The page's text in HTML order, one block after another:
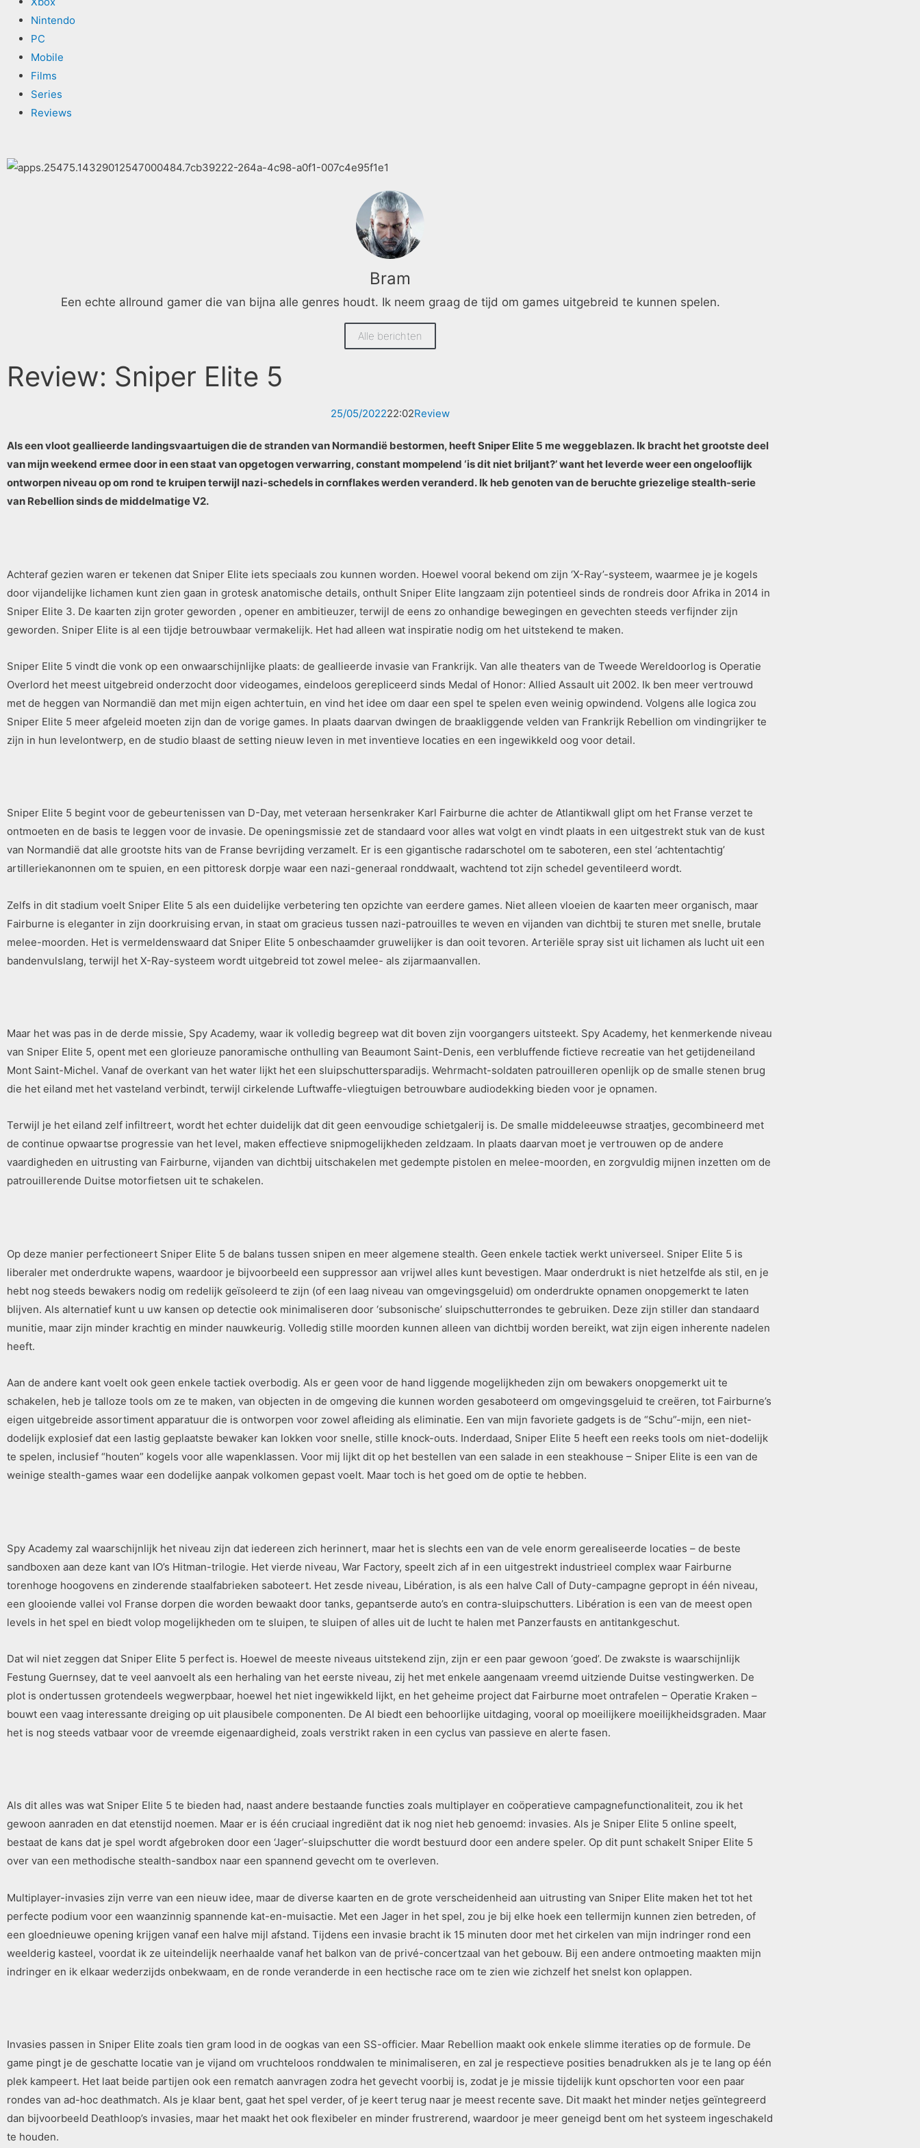
Nintendo
PC
Mobile
Films
Series
Reviews
Bram
Een echte allround gamer die van bijna alle genres houdt. Ik neem graag de tijd om games uitgebreid te kunnen spelen.
Alle berichten
Review: Sniper Elite 5
25/05/202222:02Review
Als een vloot geallieerde landingsvaartuigen die de stranden van Normandië bestormen, heeft Sniper Elite 5 me weggeblazen. Ik bracht het grootste deel
van mijn weekend ermee door in een staat van opgetogen verwarring, constant mompelend ‘is dit niet briljant?’ want het leverde weer een ongelooflijk
ontworpen niveau op om rond te kruipen terwijl nazi-schedels in cornflakes werden veranderd. Ik heb genoten van de beruchte griezelige stealth-serie
van Rebellion sinds de middelmatige V2.
Achteraf gezien waren er tekenen dat Sniper Elite iets speciaals zou kunnen worden. Hoewel vooral bekend om zijn ‘X-Ray’-systeem, waarmee je je kogels
door vijandelijke lichamen kunt zien gaan in grotesk anatomische details, onthult Sniper Elite langzaam zijn potentieel sinds de rondreis door Afrika in 2014 in
Sniper Elite 3. De kaarten zijn groter geworden , opener en ambitieuzer, terwijl de eens zo onhandige bewegingen en gevechten steeds verfijnder zijn
geworden. Sniper Elite is al een tijdje betrouwbaar vermakelijk. Het had alleen wat inspiratie nodig om het uitstekend te maken.
Sniper Elite 5 vindt die vonk op een onwaarschijnlijke plaats: de geallieerde invasie van Frankrijk. Van alle theaters van de Tweede Wereldoorlog is Operatie
Overlord het meest uitgebreid onderzocht door videogames, eindeloos gerepliceerd sinds Medal of Honor: Allied Assault uit 2002. Ik ben meer vertrouwd
met de heggen van Normandië dan met mijn eigen achtertuin, en vind het idee om daar een spel te spelen even weinig opwindend. Volgens alle logica zou
Sniper Elite 5 meer afgeleid moeten zijn dan de vorige games. In plaats daarvan dwingen de braakliggende velden van Frankrijk Rebellion om vindingrijker te
zijn in hun levelontwerp, en de studio blaast de setting nieuw leven in met inventieve locaties en een ingewikkeld oog voor detail.
Sniper Elite 5 begint voor de gebeurtenissen van D-Day, met veteraan hersenkraker Karl Fairburne die achter de Atlantikwall glipt om het Franse verzet te
ontmoeten en de basis te leggen voor de invasie. De openingsmissie zet de standaard voor alles wat volgt en vindt plaats in een uitgestrekt stuk van de kust
van Normandië dat alle grootste hits van de Franse bevrijding verzamelt. Er is een gigantische radarschotel om te saboteren, een stel ‘achtentachtig’
artilleriekanonnen om te spuien, en een pittoresk dorpje waar een nazi-generaal ronddwaalt, wachtend tot zijn schedel geventileerd wordt.
Zelfs in dit stadium voelt Sniper Elite 5 als een duidelijke verbetering ten opzichte van eerdere games. Niet alleen vloeien de kaarten meer organisch, maar
Fairburne is eleganter in zijn doorkruising ervan, in staat om gracieus tussen nazi-patrouilles te weven en vijanden van dichtbij te sturen met snelle, brutale
melee-moorden. Het is vermeldenswaard dat Sniper Elite 5 onbeschaamder gruwelijker is dan ooit tevoren. Arteriële spray sist uit lichamen als lucht uit een
bandenvulslang, terwijl het X-Ray-systeem wordt uitgebreid tot zowel melee- als zijarmaanvallen.
Maar het was pas in de derde missie, Spy Academy, waar ik volledig begreep wat dit boven zijn voorgangers uitsteekt. Spy Academy, het kenmerkende niveau
van Sniper Elite 5, opent met een glorieuze panoramische onthulling van Beaumont Saint-Denis, een verbluffende fictieve recreatie van het getijdeneiland
Mont Saint-Michel. Vanaf de overkant van het water lijkt het een sluipschuttersparadijs. Wehrmacht-soldaten patrouilleren openlijk op de smalle stenen brug
die het eiland met het vasteland verbindt, terwijl cirkelende Luftwaffe-vliegtuigen betrouwbare audiodekking bieden voor je opnamen.
Terwijl je het eiland zelf infiltreert, wordt het echter duidelijk dat dit geen eenvoudige schietgalerij is. De smalle middeleeuwse straatjes, gecombineerd met
de continue opwaartse progressie van het level, maken effectieve snipmogelijkheden zeldzaam. In plaats daarvan moet je vertrouwen op de andere
vaardigheden en uitrusting van Fairburne, vijanden van dichtbij uitschakelen met gedempte pistolen en melee-moorden, en zorgvuldig mijnen inzetten om de
patrouillerende Duitse motorfietsen uit te schakelen.
Op deze manier perfectioneert Sniper Elite 5 de balans tussen snipen en meer algemene stealth. Geen enkele tactiek werkt universeel. Sniper Elite 5 is
liberaler met onderdrukte wapens, waardoor je bijvoorbeeld een suppressor aan vrijwel alles kunt bevestigen. Maar onderdrukt is niet hetzelfde als stil, en je
hebt nog steeds bewakers nodig om redelijk geïsoleerd te zijn (of een laag niveau van omgevingsgeluid) om onderdrukte opnamen onopgemerkt te laten
blijven. Als alternatief kunt u uw kansen op detectie ook minimaliseren door ‘subsonische’ sluipschutterrondes te gebruiken. Deze zijn stiller dan standaard
munitie, maar zijn minder krachtig en minder nauwkeurig. Volledig stille moorden kunnen alleen van dichtbij worden bereikt, wat zijn eigen inherente nadelen
heeft.
Aan de andere kant voelt ook geen enkele tactiek overbodig. Als er geen voor de hand liggende mogelijkheden zijn om bewakers onopgemerkt uit te
schakelen, heb je talloze tools om ze te maken, van objecten in de omgeving die kunnen worden gesaboteerd om omgevingsgeluid te creëren, tot Fairburne’s
eigen uitgebreide assortiment apparatuur die is ontworpen voor zowel afleiding als eliminatie. Een van mijn favoriete gadgets is de “Schu”-mijn, een niet-
dodelijk explosief dat een lastig geplaatste bewaker kan lokken voor snelle, stille knock-outs. Inderdaad, Sniper Elite 5 heeft een reeks tools om niet-dodelijk
te spelen, inclusief “houten” kogels voor alle wapenklassen. Voor mij lijkt dit op het bestellen van een salade in een steakhouse – Sniper Elite is een van de
weinige stealth-games waar een dodelijke aanpak volkomen gepast voelt. Maar toch is het goed om de optie te hebben.
Spy Academy zal waarschijnlijk het niveau zijn dat iedereen zich herinnert, maar het is slechts een van de vele enorm gerealiseerde locaties – de beste
sandboxen aan deze kant van IO’s Hitman-trilogie. Het vierde niveau, War Factory, speelt zich af in een uitgestrekt industrieel complex waar Fairburne
torenhoge hoogovens en zinderende staalfabrieken saboteert. Het zesde niveau, Libération, is als een halve Call of Duty-campagne gepropt in één niveau,
een glooiende vallei vol Franse dorpen die worden bewaakt door tanks, gepantserde auto’s en contra-sluipschutters. Libération is een van de meest open
levels in het spel en biedt volop mogelijkheden om te sluipen, te sluipen of alles uit de lucht te halen met Panzerfausts en antitankgeschut.
Dat wil niet zeggen dat Sniper Elite 5 perfect is. Hoewel de meeste niveaus uitstekend zijn, zijn er een paar gewoon ‘goed’. De zwakste is waarschijnlijk
Festung Guernsey, dat te veel aanvoelt als een herhaling van het eerste niveau, zij het met enkele aangenaam vreemd uitziende Duitse vestingwerken. De
plot is ondertussen grotendeels wegwerpbaar, hoewel het niet ingewikkeld lijkt, en het geheime project dat Fairburne moet ontrafelen – Operatie Kraken –
bouwt een vaag interessante dreiging op uit plausibele componenten. De AI biedt een behoorlijke uitdaging, vooral op moeilijkere moeilijkheidsgraden. Maar
het is nog steeds vatbaar voor de vreemde eigenaardigheid, zoals verstrikt raken in een cyclus van passieve en alerte fasen.
Als dit alles was wat Sniper Elite 5 te bieden had, naast andere bestaande functies zoals multiplayer en coöperatieve campagnefunctionaliteit, zou ik het
gewoon aanraden en dat etenstijd noemen. Maar er is één cruciaal ingrediënt dat ik nog niet heb genoemd: invasies. Als je Sniper Elite 5 online speelt,
bestaat de kans dat je spel wordt afgebroken door een ‘Jager’-sluipschutter die wordt bestuurd door een andere speler. Op dit punt schakelt Sniper Elite 5
over van een methodische stealth-sandbox naar een spannend gevecht om te overleven.
Multiplayer-invasies zijn verre van een nieuw idee, maar de diverse kaarten en de grote verscheidenheid aan uitrusting van Sniper Elite maken het tot het
perfecte podium voor een waanzinnig spannende kat-en-muisactie. Met een Jager in het spel, zou je bij elke hoek een tellermijn kunnen zien betreden, of
een gloednieuwe opening krijgen vanaf een halve mijl afstand. Tijdens een invasie bracht ik 15 minuten door met het cirkelen van mijn indringer rond een
weelderig kasteel, voordat ik ze uiteindelijk neerhaalde vanaf het balkon van de privé-concertzaal van het gebouw. Bij een andere ontmoeting maakten mijn
indringer en ik elkaar wederzijds onbekwaam, en de ronde veranderde in een hectische race om te zien wie zichzelf het snelst kon oplappen.
Invasies passen in Sniper Elite zoals tien gram lood in de oogkas van een SS-officier. Maar Rebellion maakt ook enkele slimme iteraties op de formule. De
game pingt je de geschatte locatie van je vijand om vruchteloos ronddwalen te minimaliseren, en zal je respectieve posities benadrukken als je te lang op één
plek kampeert. Het laat beide partijen ook een rematch aanvragen zodra het gevecht voorbij is, zodat je je missie tijdelijk kunt opschorten voor een paar
rondes van ad-hoc deathmatch. Als je klaar bent, gaat het spel verder, of je keert terug naar je meest recente save. Dit maakt het minder netjes geïntegreerd
dan bijvoorbeeld Deathloop’s invasies, maar het maakt het ook flexibeler en minder frustrerend, waardoor je meer geneigd bent om het systeem ingeschakeld
te houden.